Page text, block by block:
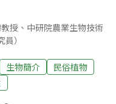
授、中研院農業生物技術
）
生物簡介
民俗植物